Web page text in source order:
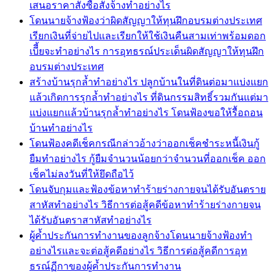
เสนอราคาสั่งซื้อสั่งจ้างทำอย่างไร
โดนนายจ้างฟ้องว่าผิดสัญญาให้ทุนฝึกอบรมต่างประเทศ
เรียกเงินที่จ่ายไปและเรียกให้ใช้เงินคืนสามเท่าพร้อมดอก
เบีี้ยจะทำอย่างไร การอุทธรณ์ประเด็นผิดสัญญาให้ทุนฝึก
อบรมต่างประเทศ
สร้างบ้านรุกล้ำทำอย่างไร ปลูกบ้านในที่ดินต่อมาแบ่งแยก
แล้วเกิดการรุกล้ำทำอย่างไร ที่ดินกรรมสิทธิ์รวมกันแต่มา
แบ่งแยกแล้วบ้านรุกล้ำทำอย่างไร โดนฟ้องขอให้รื้อถอน
บ้านทำอย่างไร
โดนฟ้องคดีเช็คกรณีกล่าวอ้างว่าออกเช็คชำระหนี้เงินกู้
ยืมทำอย่างไร กู้ยืมจำนวนน้อยกว่าจำนวนที่ออกเช็ค ออก
เช็คไม่ลงวันที่ให้ยึดถือไว้
โดนจับกุมและฟ้องข้อหาทำร้ายร่างกายจนได้รับอันตราย
สาหัสทำอย่างไร วิธีการต่อสู้คดีข้อหาทำร้ายร่างกายจน
ได้รับอันตราสาหัสทำอย่างไร
ผู้ค้ำประกันการทำงานของลูกจ้างโดนนายจ้างฟ้องทำ
อย่างไรและจะต่อสู้คดีอย่างไร วิธีการต่อสู้คดีการอุท
ธรณ์ฏีกาของผู้ค้ำประกันการทำงาน